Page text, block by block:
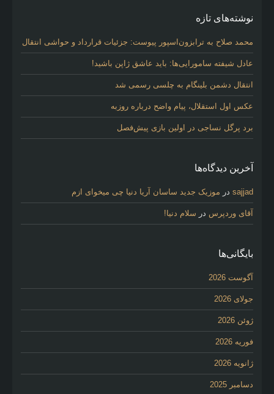
نوشته‌های تازه
محمد صلاح به ترابزون‌اسپور پیوست: جزئیات قرارداد و حواشی انتقال
عادل شیفته سامورایی‌ها: باید عاشق ژاپن باشید!
انتقال دشمن بلینگام به چلسی رسمی شد
عکس اول استقلال، پیام واضح درباره روزبه
برد پرگل نساجی در اولین بازی پیش‌فصل
آخرین دیدگاه‌ها
sajjad در موزیک جدید ساسان آریا دنیا چی میخوای ازم
آقای وردپرس در سلام دنیا!
بایگانی‌ها
آگوست 2026
جولای 2026
ژوئن 2026
فوریه 2026
ژانویه 2026
دسامبر 2025